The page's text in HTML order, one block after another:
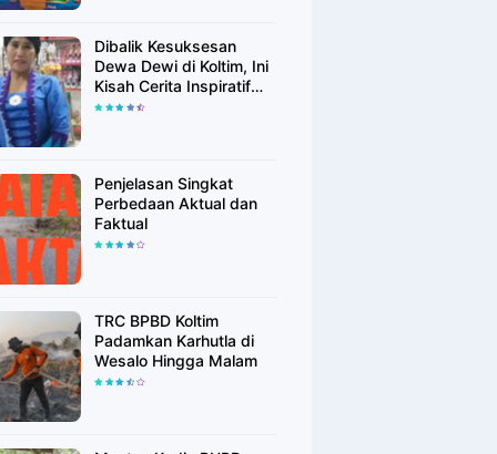
Dibalik Kesuksesan
Dewa Dewi di Koltim, Ini
Kisah Cerita Inspiratif
Singkatnya
Penjelasan Singkat
Perbedaan Aktual dan
Faktual
TRC BPBD Koltim
Padamkan Karhutla di
Wesalo Hingga Malam